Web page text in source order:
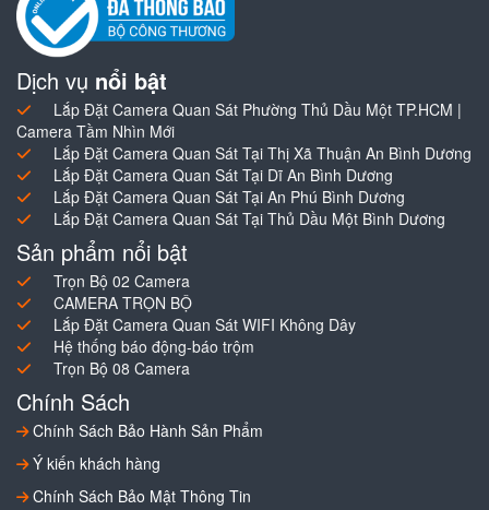
Dịch vụ nổi bật
Lắp Đặt Camera Quan Sát Phường Thủ Dầu Một TP.HCM |
Camera Tầm Nhìn Mới
Lắp Đặt Camera Quan Sát Tại Thị Xã Thuận An Bình Dương
Lắp Đặt Camera Quan Sát Tại Dĩ An Bình Dương
Lắp Đặt Camera Quan Sát Tại An Phú Bình Dương
Lắp Đặt Camera Quan Sát Tại Thủ Dầu Một Bình Dương
Sản phẩm nổi bật
Trọn Bộ 02 Camera
CAMERA TRỌN BỘ
Lắp Đặt Camera Quan Sát WIFI Không Dây
Hệ thống báo động-báo trộm
Trọn Bộ 08 Camera
Chính Sách
Chính Sách Bảo Hành Sản Phẩm
Ý kiến khách hàng
Chính Sách Bảo Mật Thông Tin